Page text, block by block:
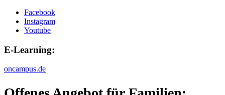
Facebook
Instagram
Youtube
E-Learning:
oncampus.de